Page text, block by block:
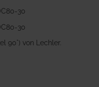
30
30
90°) von Lechler.